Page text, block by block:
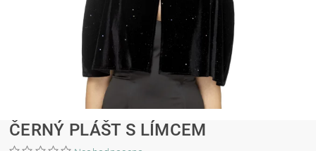
ČERNÝ PLÁŠT S LÍMCEM